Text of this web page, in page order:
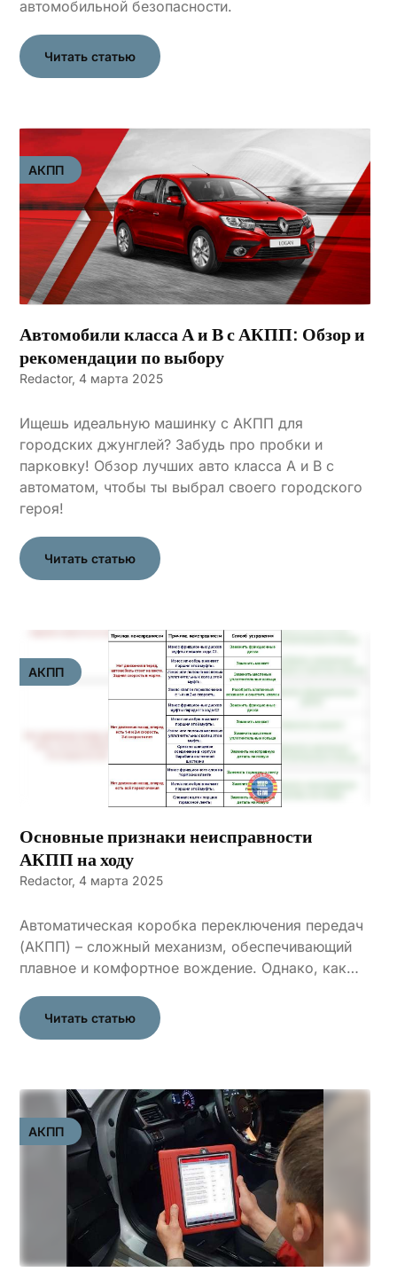
автомобильной безопасности.
Читать статью
АКПП
Автомобили класса А и В с АКПП: Обзор и
рекомендации по выбору
Redactor, 4 марта 2025
Ищешь идеальную машинку с АКПП для
городских джунглей? Забудь про пробки и
парковку! Обзор лучших авто класса А и В с
автоматом, чтобы ты выбрал своего городского
героя!
Читать статью
АКПП
Основные признаки неисправности
АКПП на ходу
Redactor, 4 марта 2025
Автоматическая коробка переключения передач
(АКПП) – сложный механизм, обеспечивающий
плавное и комфортное вождение. Однако, как…
Читать статью
АКПП